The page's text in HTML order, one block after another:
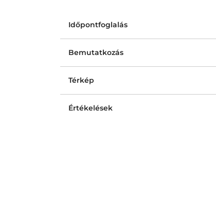
Időpontfoglalás
Bemutatkozás
Térkép
Értékelések